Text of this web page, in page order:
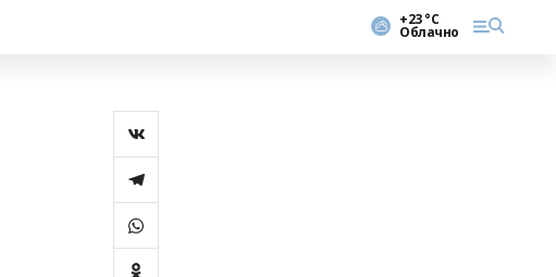
+23 °С
Облачно